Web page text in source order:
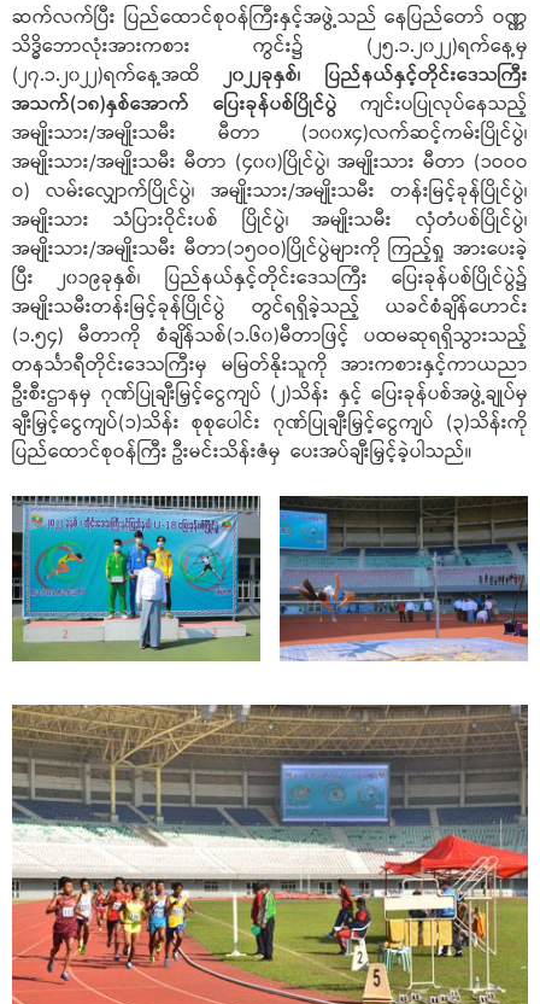
ဆက်လက်ပြီး ပြည်ထောင်စုဝန်ကြီးနှင့်အဖွဲ့သည် နေပြည်တော် ဝဏ္ဏ
သိဒ္ဓိဘောလုံးအားကစား ကွင်း၌ (၂၅.၁.၂၀၂၂)ရက်နေ့မှ
(၂၇.၁.၂၀၂၂)ရက်နေ့အထိ
၂၀၂၂ခုနှစ်၊ ပြည်နယ်နှင့်တိုင်းဒေသကြီး
အသက်(၁၈)နှစ်အောက် ပြေးခုန်ပစ်ပြိုင်ပွဲ ကျင်းပပြုလုပ်နေသည့်
အမျိုးသား/အမျိုးသမီး မီတာ (၁၀၀x၄)လက်ဆင့်ကမ်းပြိုင်ပွဲ၊
အမျိုးသား/အမျိုးသမီး မီတာ (၄၀၀)ပြိုင်ပွဲ၊ အမျိုးသား မီတာ (၁ဝဝဝ
ဝ) လမ်းလျှောက်ပြိုင်ပွဲ၊ အမျိုးသား/အမျိုးသမီး တန်းမြင့်ခုန်ပြိုင်ပွဲ၊
အမျိုးသား သံပြားဝိုင်းပစ် ပြိုင်ပွဲ၊ အမျိုးသမီး လှံတံပစ်ပြိုင်ပွဲ၊
အမျိုးသား/အမျိုးသမီး မီတာ(၁၅ဝဝ)ပြိုင်ပွဲများကို ကြည့်ရှု အားပေးခဲ့
ပြီး ၂၀၁၉ခုနှစ်၊ ပြည်နယ်နှင့်တိုင်းဒေသကြီး ပြေးခုန်ပစ်ပြိုင်ပွဲ၌
အမျိုးသမီးတန်းမြင့်ခုန်ပြိုင်ပွဲ တွင်ရရှိခဲ့သည့် ယခင်စံချိန်ဟောင်း
(၁.၅၄) မီတာကို စံချိန်သစ်(၁.၆၀)မီတာဖြင့် ပထမဆုရရှိသွားသည့်
တနင်္သာရီတိုင်းဒေသကြီးမှ မမြတ်နိုးသူကို အားကစားနှင့်ကာယညာ
ဦးစီးဌာနမှ ဂုဏ်ပြုချီးမြှင့်ငွေကျပ် (၂)သိန်း နှင့် ပြေးခုန်ပစ်အဖွဲ့ချုပ်မှ
ချီးမြှင့်ငွေကျပ်(၁)သိန်း စုစုပေါင်း ဂုဏ်ပြုချီးမြှင့်ငွေကျပ် (၃)သိန်းကို
ပြည်ထောင်စုဝန်ကြီး ဦးမင်းသိန်းဇံမှ ပေးအပ်ချီးမြှင့်ခဲ့ပါသည်။